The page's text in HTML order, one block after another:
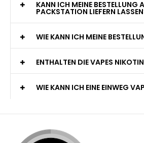
KANN ICH MEINE BESTELLUNG
PACKSTATION LIEFERN
WIE KANN ICH MEINE
ENTHALTEN DIE VAPES
WIE KANN ICH EINE EINWEG